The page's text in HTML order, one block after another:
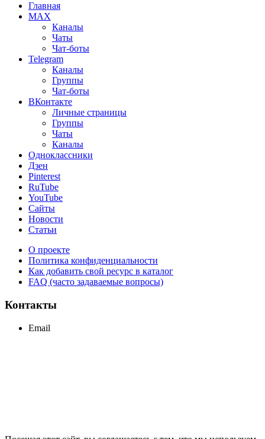
Главная
MAX
Каналы
Чаты
Чат-боты
Telegram
Каналы
Группы
Чат-боты
ВКонтакте
Личные страницы
Группы
Чаты
Каналы
Одноклассники
Дзен
Pinterest
RuTube
YouTube
Сайты
Новости
Статьи
О проекте
Политика конфиденциальности
Как добавить свой ресурс в каталог
FAQ (часто задаваемые вопросы)
Контакты
Email